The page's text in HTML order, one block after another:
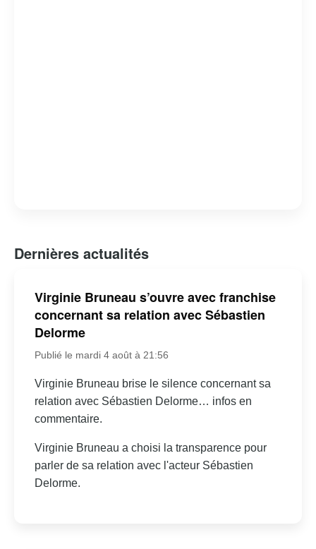
Dernières actualités
Virginie Bruneau s’ouvre avec franchise
concernant sa relation avec Sébastien
Delorme
Publié le mardi 4 août à 21:56
Virginie Bruneau brise le silence concernant sa
relation avec Sébastien Delorme… infos en
commentaire.
Virginie Bruneau a choisi la transparence pour
parler de sa relation avec l'acteur Sébastien
Delorme.